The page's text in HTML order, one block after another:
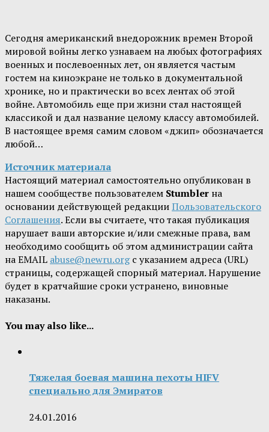
Сегодня американский внедорожник времен Второй
мировой войны легко узнаваем на любых фотографиях
военных и послевоенных лет, он является частым
гостем на киноэкране не только в документальной
хронике, но и практически во всех лентах об этой
войне. Автомобиль еще при жизни стал настоящей
классикой и дал название целому классу автомобилей.
В настоящее время самим словом «джип» обозначается
любой…
Источник материала
Настоящий материал самостоятельно опубликован в
нашем сообществе пользователем Stumbler на
основании действующей редакцииПользовательского
Соглашения. Если вы считаете, что такая публикация
нарушает ваши авторские и/или смежные права, вам
необходимо сообщить об этом администрации сайта
на EMAIL abuse@newru.orgс указанием адреса (URL)
страницы, содержащей спорный материал. Нарушение
будет в кратчайшие сроки устранено, виновные
наказаны.
You may also like...
Тяжелая боевая машина пехоты HIFV
специально для Эмиратов
24.01.2016